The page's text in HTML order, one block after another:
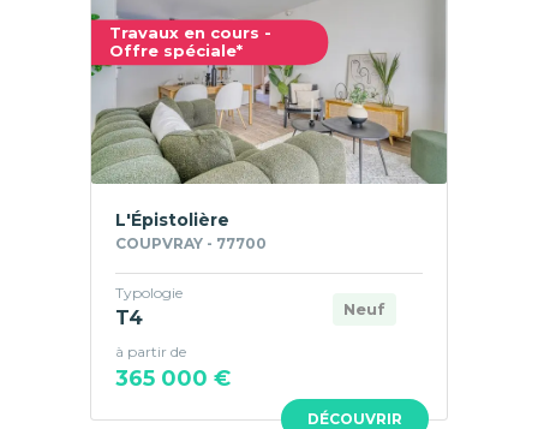
Travaux en cours -
Offre spéciale*
DÉCOUVRIR
L'Épistolière
COUPVRAY - 77700
Neuf
Typologie
T4
à partir de
365 000 €